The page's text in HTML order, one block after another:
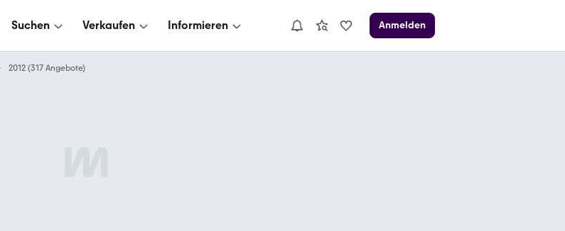
Suchen Verkaufen Informieren Anmelden
2012 (317 Angebote)